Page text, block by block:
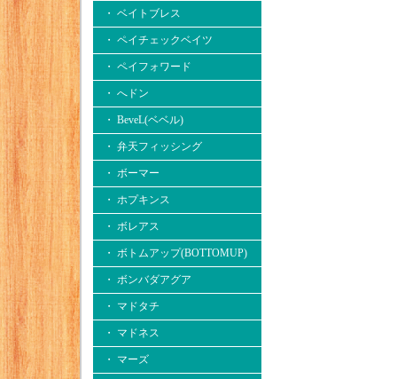
・ ベイトブレス
・ ペイチェックベイツ
・ ペイフォワード
・ へドン
・ BeveL(ベベル)
・ 弁天フィッシング
・ ボーマー
・ ホプキンス
・ ボレアス
・ ボトムアップ(BOTTOMUP)
・ ボンバダアグア
・ マドタチ
・ マドネス
・ マーズ